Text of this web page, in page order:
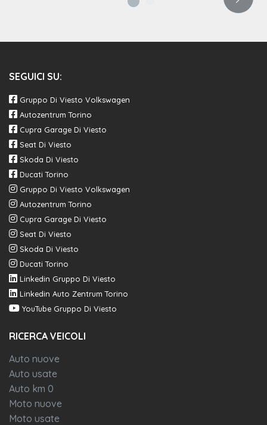
SEGUICI SU:
Gruppo Di Viesto Volkswagen
Autozentrum Torino
Cupra Garage Di Viesto
Seat Di Viesto
Skoda Di Viesto
Ducati Torino
Gruppo Di Viesto Volkswagen
Autozentrum Torino
Cupra Garage Di Viesto
Seat Di Viesto
Skoda Di Viesto
Ducati Torino
Linkedin Gruppo Di Viesto
Linkedin Auto Zentrum Torino
YouTube Gruppo Di Viesto
RICERCA VEICOLI
Auto nuove
Auto usate
Auto km 0
Moto nuove
Moto usate